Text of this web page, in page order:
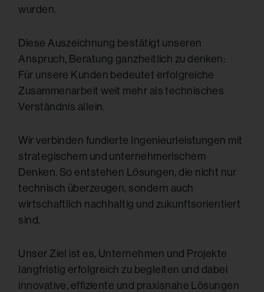
wurden.
Diese Auszeichnung bestätigt unseren
Anspruch, Beratung ganzheitlich zu denken:
Für unsere Kunden bedeutet erfolgreiche
Zusammenarbeit weit mehr als technisches
Verständnis allein.
Wir verbinden fundierte Ingenieurleistungen mit
strategischem und unternehmerischem
Denken. So entstehen Lösungen, die nicht nur
technisch überzeugen, sondern auch
wirtschaftlich nachhaltig und zukunftsorientiert
sind.
Unser Ziel ist es, Unternehmen und Projekte
langfristig erfolgreich zu begleiten und dabei
innovative, effiziente und praxisnahe Lösungen